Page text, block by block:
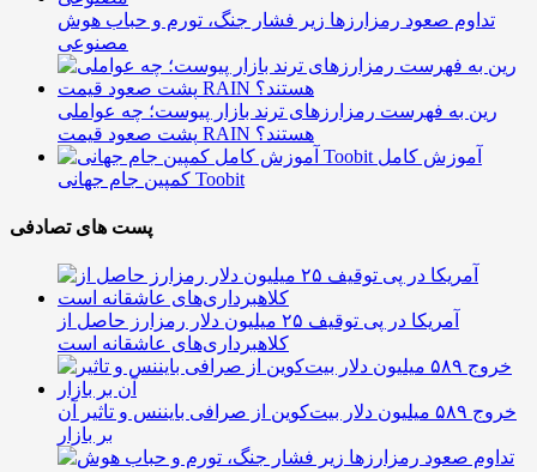
تداوم صعود رمزارزها زیر فشار جنگ، تورم و حباب هوش
مصنوعی
رین به فهرست رمزارزهای ترند بازار پیوست؛ چه عواملی
پشت صعود قیمت RAIN هستند؟
آموزش کامل
کمپین جام جهانی Toobit
پست های تصادفی
آمریکا در پی توقیف ۲۵ میلیون دلار رمزارز حاصل از
کلاهبرداری‌های عاشقانه است
خروج ۵۸۹ میلیون دلار بیت‌کوین از صرافی بایننس و تاثیر آن
بر بازار